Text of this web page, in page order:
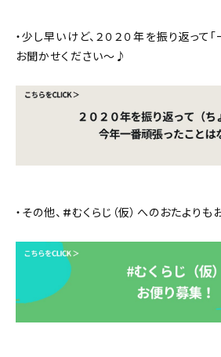
・少し早いけど、２０２０年を振り返って
お聞かせください〜♪
・その他、#むくらじ（仮）へのおたよりも